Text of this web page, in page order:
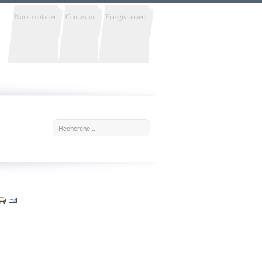
Nous contacter Connexion Enregistrement